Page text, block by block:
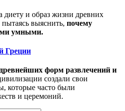
диету и образ жизни древних
пытаясь выяснить, почему
умными.
Греции
форм развлечений и
создали свои
которые часто были
и церемоний.